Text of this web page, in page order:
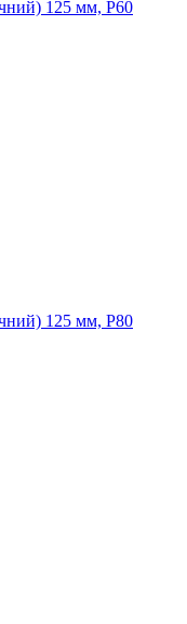
125 мм, P60
125 мм, P80